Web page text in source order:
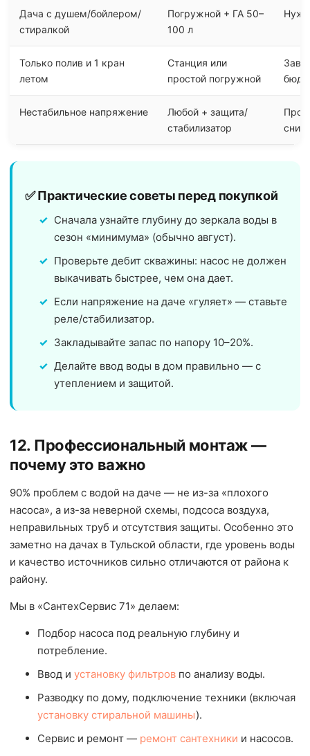
Дача с душем/бойлером/
стиралкой
Погружной + ГА 50–
100 л
Только полив и 1 кран
летом
Станция или
простой погружной
Нестабильное напряжение
Любой + защита/
стабилизатор
✅ Практические советы перед покупкой
Сначала узнайте глубину до зеркала воды в
сезон «минимума» (обычно август).
Проверьте дебит скважины: насос не должен
выкачивать быстрее, чем она дает.
Если напряжение на даче «гуляет» — ставьте
реле/стабилизатор.
Закладывайте запас по напору 10–20%.
Делайте ввод воды в дом правильно — с
утеплением и защитой.
12. Профессиональный монтаж —
почему это важно
90% проблем с водой на даче — не из-за «плохого
насоса», а из-за неверной схемы, подсоса воздуха,
неправильных труб и отсутствия защиты. Особенно это
заметно на дачах в Тульской области, где уровень воды
и качество источников сильно отличаются от района к
району.
Мы в «СантехСервис 71» делаем:
Подбор насоса под реальную глубину и
потребление.
Ввод и установку фильтров по анализу воды.
Разводку по дому, подключение техники (включая
установку стиральной машины).
Сервис и ремонт — ремонт сантехники и насосов.